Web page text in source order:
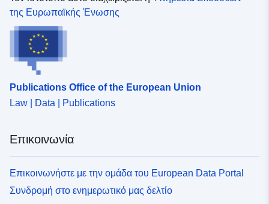
της Ευρωπαϊκής Ένωσης
Publications Office of the European Union
Law | Data | Publications
Επικοινωνία
Επικοινωνήστε με την ομάδα του European Data Portal
Συνδρομή στο ενημερωτικό μας δελτίο